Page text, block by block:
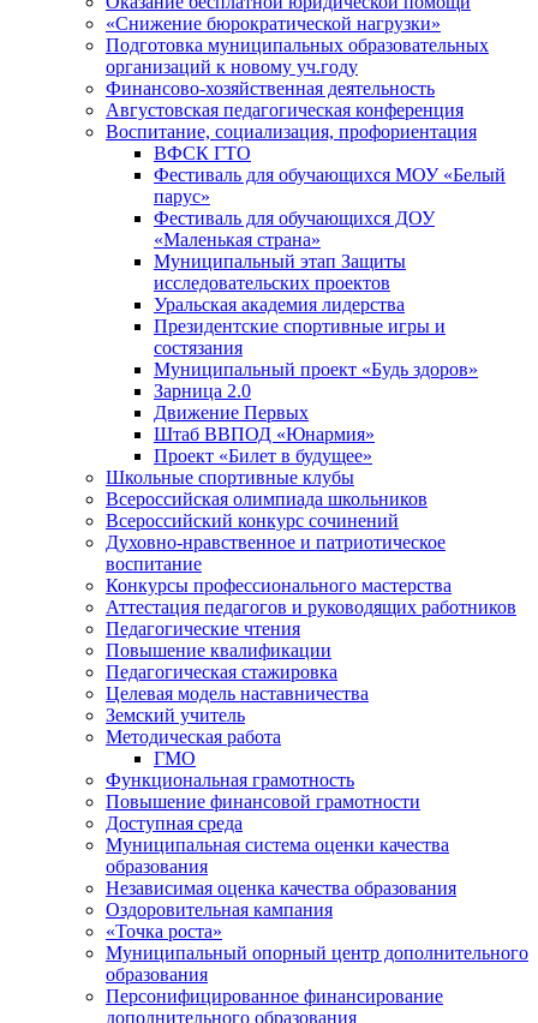
«Снижение бюрократической нагрузки»
Подготовка муниципальных образовательных
организаций к новому уч.году
Финансово-хозяйственная деятельность
Августовская педагогическая конференция
Воспитание, социализация, профориентация
ВФСК ГТО
Фестиваль для обучающихся МОУ «Белый
парус»
Фестиваль для обучающихся ДОУ
«Маленькая страна»
Муниципальный этап Защиты
исследовательских проектов
Уральская академия лидерства
Президентские спортивные игры и
состязания
Муниципальный проект «Будь здоров»
Зарница 2.0
Движение Первых
Штаб ВВПОД «Юнармия»
Проект «Билет в будущее»
Школьные спортивные клубы
Всероссийская олимпиада школьников
Всероссийский конкурс сочинений
Духовно-нравственное и патриотическое
воспитание
Конкурсы профессионального мастерства
Аттестация педагогов и руководящих работников
Педагогические чтения
Повышение квалификации
Педагогическая стажировка
Целевая модель наставничества
Земский учитель
Методическая работа
ГМО
Функциональная грамотность
Повышение финансовой грамотности
Доступная среда
Муниципальная система оценки качества
образования
Независимая оценка качества образования
Оздоровительная кампания
«Точка роста»
Муниципальный опорный центр дополнительного
образования
Персонифицированное финансирование
дополнительного образования